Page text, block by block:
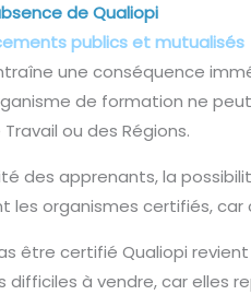
de Qualiopi
publics et mutualisés
une conséquence
de formation ne
ou des Régions.
des apprenants, la
organismes certifiés, car
être certifié Qualiopi
à vendre, car elles